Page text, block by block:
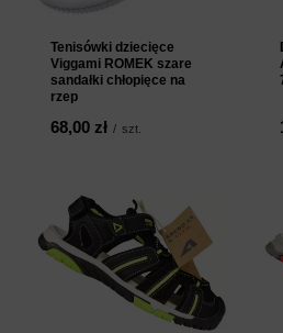
Tenisówki dziecięce
Viggami ROMEK szare
sandałki chłopięce na
rzep
68,00 zł / szt.